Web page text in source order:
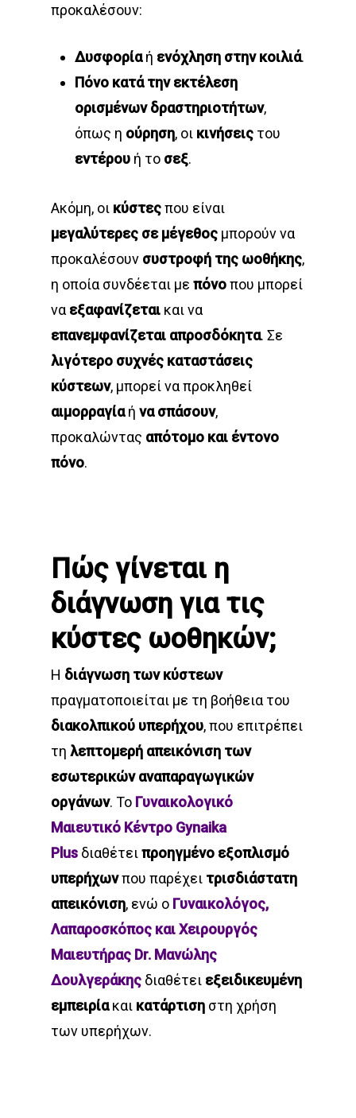
προκαλέσουν:
Δυσφορίαή ενόχληση στην κοιλιά.
Πόνο κατά την εκτέλεση
ορισμένων δραστηριοτήτων,
όπως η ούρηση, οι κινήσεις του
εντέρου ή το σεξ.
Ακόμη, οι κύστεςπου είναι
μεγαλύτερες σε μέγεθος μπορούν να
προκαλέσουν συστροφή της ωοθήκης,
η οποία συνδέεται με πόνοπου μπορεί
να εξαφανίζεται και να
επανεμφανίζεται απροσδόκητα. Σε
λιγότερο συχνές καταστάσεις
κύστεων, μπορεί να προκληθεί
αιμορραγίαή να σπάσουν,
προκαλώντας απότομο και έντονο
πόνο.
Πώς γίνεται η
διάγνωση για τις
κύστες ωοθηκών;
Η διάγνωση των κύστεων
πραγματοποιείται με τη βοήθεια του
διακολπικού υπερήχου, που επιτρέπει
τη λεπτομερή απεικόνιση των
εσωτερικών αναπαραγωγικών
οργάνων. To Γυναικολογικό
Μαιευτικό Κέντρο Gynaika
Plus διαθέτειπροηγμένο εξοπλισμό
υπερήχωνπου παρέχει τρισδιάστατη
απεικόνιση, ενώ o Γυναικολόγος,
Λαπαροσκόπος και Χειρουργός
Μαιευτήρας Dr. Μανώλης
Δουλγεράκης διαθέτει εξειδικευμένη
εμπειρίακαι κατάρτιση στη χρήση
των υπερήχων.